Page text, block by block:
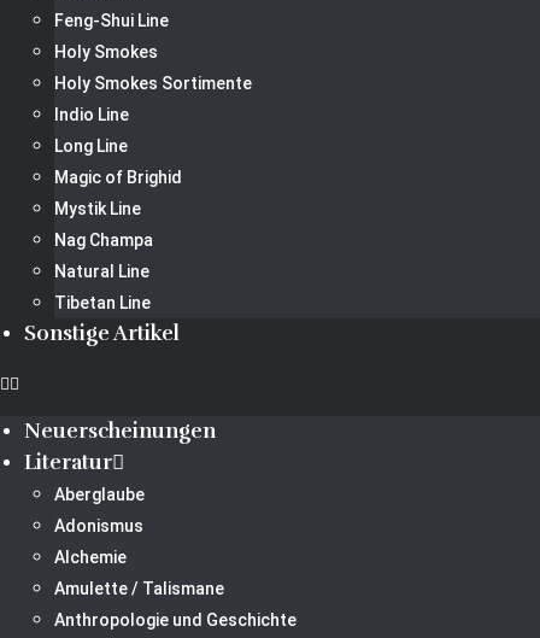
Feng-Shui Line
Holy Smokes
Holy Smokes Sortimente
Indio Line
Long Line
Magic of Brighid
Mystik Line
Nag Champa
Natural Line
Tibetan Line
Sonstige Artikel
Neuerscheinungen
Literatur
Aberglaube
Adonismus
Alchemie
Amulette / Talismane
Anthropologie und Geschichte